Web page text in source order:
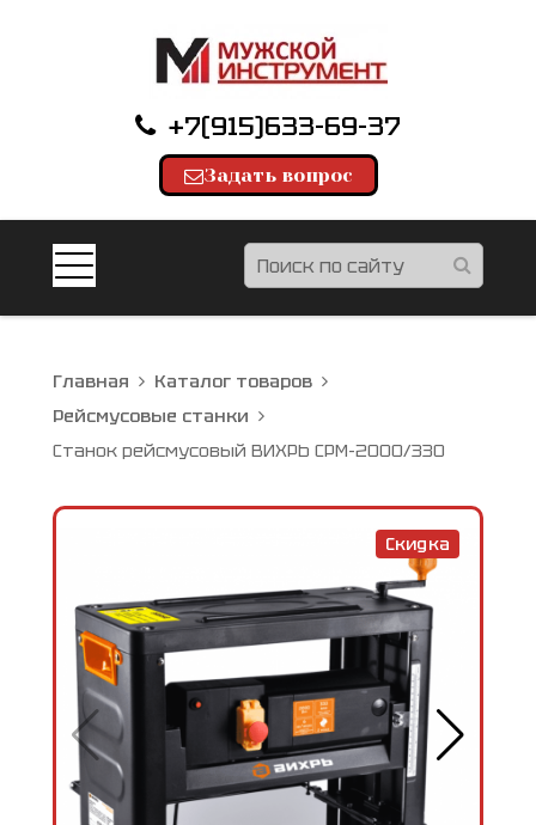
+7(915)633-69-37
Задать вопрос
Главная
Каталог товаров
Рейсмусовые станки
Станок рейсмусовый ВИХРЬ СРМ-2000/330
Скидка